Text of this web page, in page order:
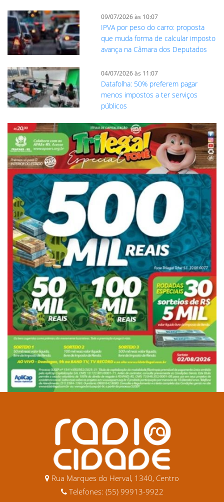
09/07/2026 às 10:07
IPVA por peso do carro: proposta
que muda forma de calcular imposto
avança na Câmara dos Deputados
04/07/2026 às 11:07
Datafolha: 50% preferem pagar
menos impostos a ter serviços
públicos
Rua Marques do Herval, 1340, Centro
Telefones: (55) 99913-9922